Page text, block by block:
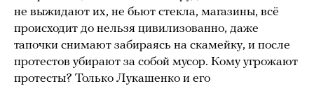
не выжидают их, не бьют стекла, магазины, всё
происходит до нельзя цивилизованно, даже
тапочки снимают забираясь на скамейку, и после
протестов убирают за собой мусор. Кому угрожают
протесты? Только Лукашенко и его